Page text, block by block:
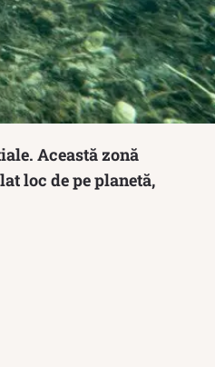
Această zonă
loc de pe planetă,